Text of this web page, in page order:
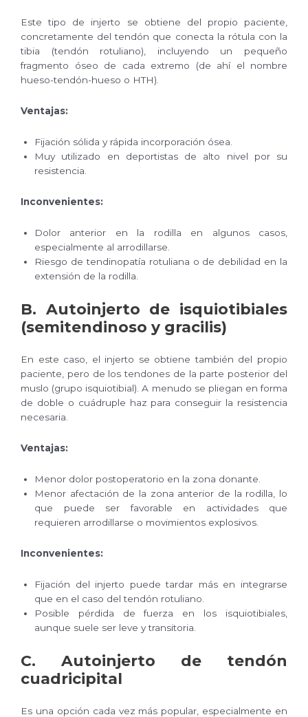
Este tipo de injerto se obtiene del propio paciente,
concretamente del tendón que conecta la rótula con la
tibia (tendón rotuliano), incluyendo un pequeño
fragmento óseo de cada extremo (de ahí el nombre
hueso-tendón-hueso o HTH).
Ventajas:
Fijación sólida y rápida incorporación ósea.
Muy utilizado en deportistas de alto nivel por su
resistencia.
Inconvenientes:
Dolor anterior en la rodilla en algunos casos,
especialmente al arrodillarse.
Riesgo de tendinopatía rotuliana o de debilidad en la
extensión de la rodilla.
B. Autoinjerto de isquiotibiales
(semitendinoso y gracilis)
En este caso, el injerto se obtiene también del propio
paciente, pero de los tendones de la parte posterior del
muslo (grupo isquiotibial). A menudo se pliegan en forma
de doble o cuádruple haz para conseguir la resistencia
necesaria.
Ventajas:
Menor dolor postoperatorio en la zona donante.
Menor afectación de la zona anterior de la rodilla, lo
que puede ser favorable en actividades que
requieren arrodillarse o movimientos explosivos.
Inconvenientes:
Fijación del injerto puede tardar más en integrarse
que en el caso del tendón rotuliano.
Posible pérdida de fuerza en los isquiotibiales,
aunque suele ser leve y transitoria.
C.
Autoinjerto de tendón
cuadricipital
Es una opción cada vez más popular, especialmente en